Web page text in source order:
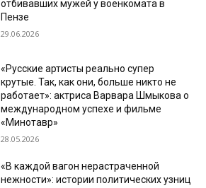
отбивавших мужей у военкомата в
Пензе
29.06.2026
«Русские артисты реально супер
крутые. Так, как они, больше никто не
работает»: актриса Варвара Шмыкова о
международном успехе и фильме
«Минотавр»
28.05.2026
«В каждой вагон нерастраченной
нежности»: истории политических узниц